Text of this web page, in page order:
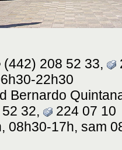
(442) 208 52 33,
22h30
Bernardo
32,
224 07 10
08h30-17h, sam